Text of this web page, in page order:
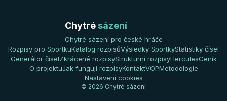
Chytré sázení
Chytré sázení pro české hráče
Rozpisy pro SportkuKatalog rozpisůVýsledky SportkyStatistiky čísel
Generátor číselZkrácené rozpisyStrukturní rozpisyHerculesCeník
O projektuJak fungují rozpisyKontaktVOPMetodologie
Nastavení cookies
© 2026 Chytré sázení